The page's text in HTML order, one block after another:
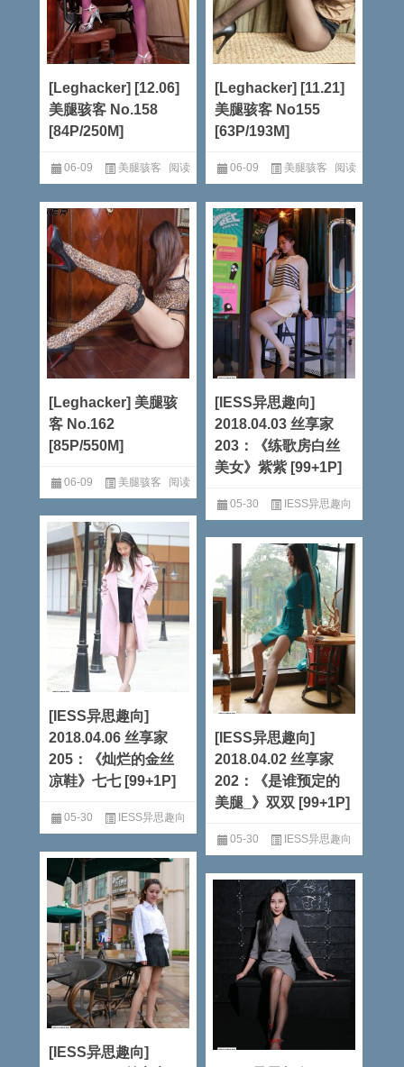
[Leghacker] [12.06]
美腿骇客 No.158
[84P/250M]
06-09 美腿骇客 阅读
全文
[Leghacker] [11.21]
美腿骇客 No155
[63P/193M]
06-09 美腿骇客 阅读
全文
[Leghacker] 美腿骇
客 No.162
[85P/550M]
06-09 美腿骇客 阅读
全文
[IESS异思趣向]
2018.04.03 丝享家
203：《练歌房白丝
美女》紫紫 [99+1P]
05-30 IESS异思趣向
阅读全文
[IESS异思趣向]
2018.04.06 丝享家
205：《灿烂的金丝
凉鞋》七七 [99+1P]
05-30 IESS异思趣向
阅读全文
[IESS异思趣向]
2018.04.02 丝享家
202：《是谁预定的
美腿_》双双 [99+1P]
05-30 IESS异思趣向
阅读全文
[IESS异思趣向]